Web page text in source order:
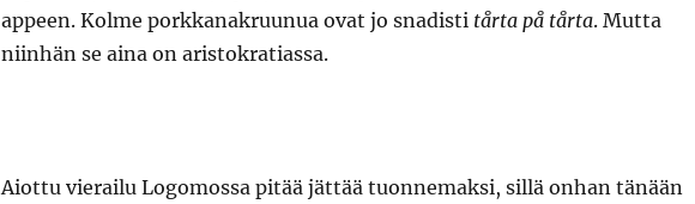
appeen. Kolme porkkanakruunua ovat jo snadisti tårta på tårta. Mutta
niinhän se aina on aristokratiassa.
Aiottu vierailu Logomossa pitää jättää tuonnemaksi, sillä onhan tänään